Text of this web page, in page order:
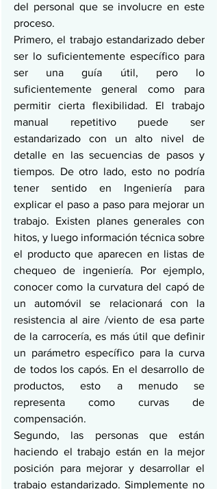
del personal que se involucre en este
proceso.
Primero, el trabajo estandarizado deber
ser lo suficientemente específico para
ser una guía útil, pero lo
suficientemente general como para
permitir cierta flexibilidad. El trabajo
manual repetitivo puede ser
estandarizado con un alto nivel de
detalle en las secuencias de pasos y
tiempos. De otro lado, esto no podría
tener sentido en Ingeniería para
explicar el paso a paso para mejorar un
trabajo. Existen planes generales con
hitos, y luego información técnica sobre
el producto que aparecen en listas de
chequeo de ingeniería. Por ejemplo,
conocer como la curvatura del capó de
un automóvil se relacionará con la
resistencia al aire /viento de esa parte
de la carrocería, es más útil que definir
un parámetro específico para la curva
de todos los capós. En el desarrollo de
productos, esto a menudo se
representa como curvas de
compensación.
Segundo, las personas que están
haciendo el trabajo están en la mejor
posición para mejorar y desarrollar el
trabajo estandarizado. Simplemente no